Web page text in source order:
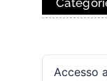
Accesso